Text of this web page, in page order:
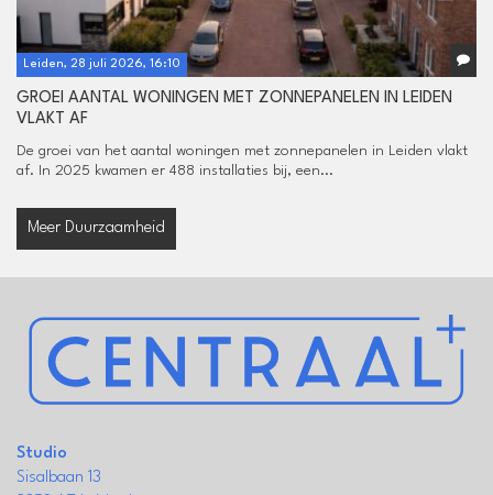
Leiden, 28 juli 2026, 16:10
GROEI AANTAL WONINGEN MET ZONNEPANELEN IN LEIDEN
VLAKT AF
De groei van het aantal woningen met zonnepanelen in Leiden vlakt
af. In 2025 kwamen er 488 installaties bij, een...
Meer Duurzaamheid
Studio
Sisalbaan 13